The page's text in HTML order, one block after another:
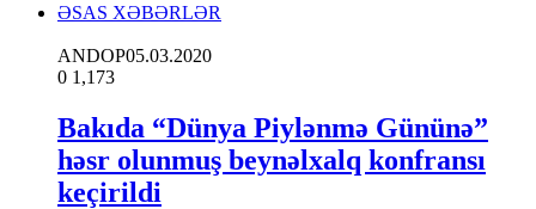
ƏSAS XƏBƏRLƏR
ANDOP05.03.2020
0 1,173
Bakıda “Dünya Piylənmə Gününə”
həsr olunmuş beynəlxalq konfransı
keçirildi